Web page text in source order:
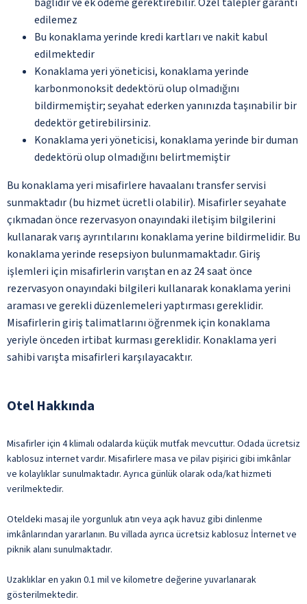
edilemez
Bu konaklama yerinde kredi kartları ve nakit kabul
edilmektedir
Konaklama yeri yöneticisi, konaklama yerinde
karbonmonoksit dedektörü olup olmadığını
bildirmemiştir; seyahat ederken yanınızda taşınabilir bir
dedektör getirebilirsiniz.
Konaklama yeri yöneticisi, konaklama yerinde bir duman
dedektörü olup olmadığını belirtmemiştir
Bu konaklama yeri misafirlere havaalanı transfer servisi
sunmaktadır (bu hizmet ücretli olabilir). Misafirler seyahate
çıkmadan önce rezervasyon onayındaki iletişim bilgilerini
kullanarak varış ayrıntılarını konaklama yerine bildirmelidir. Bu
konaklama yerinde resepsiyon bulunmamaktadır. Giriş
işlemleri için misafirlerin varıştan en az 24 saat önce
rezervasyon onayındaki bilgileri kullanarak konaklama yerini
araması ve gerekli düzenlemeleri yaptırması gereklidir.
Misafirlerin giriş talimatlarını öğrenmek için konaklama
yeriyle önceden irtibat kurması gereklidir. Konaklama yeri
sahibi varışta misafirleri karşılayacaktır.
Otel Hakkında
Misafirler için 4 klimalı odalarda küçük mutfak mevcuttur. Odada ücretsiz
kablosuz internet vardır. Misafirlere masa ve pilav pişirici gibi imkânlar
ve kolaylıklar sunulmaktadır. Ayrıca günlük olarak oda/kat hizmeti
verilmektedir.
Oteldeki masaj ile yorgunluk atın veya açık havuz gibi dinlenme
imkânlarından yararlanın. Bu villada ayrıca ücretsiz kablosuz İnternet ve
piknik alanı sunulmaktadır.
Uzaklıklar en yakın 0.1 mil ve kilometre değerine yuvarlanarak
gösterilmektedir.